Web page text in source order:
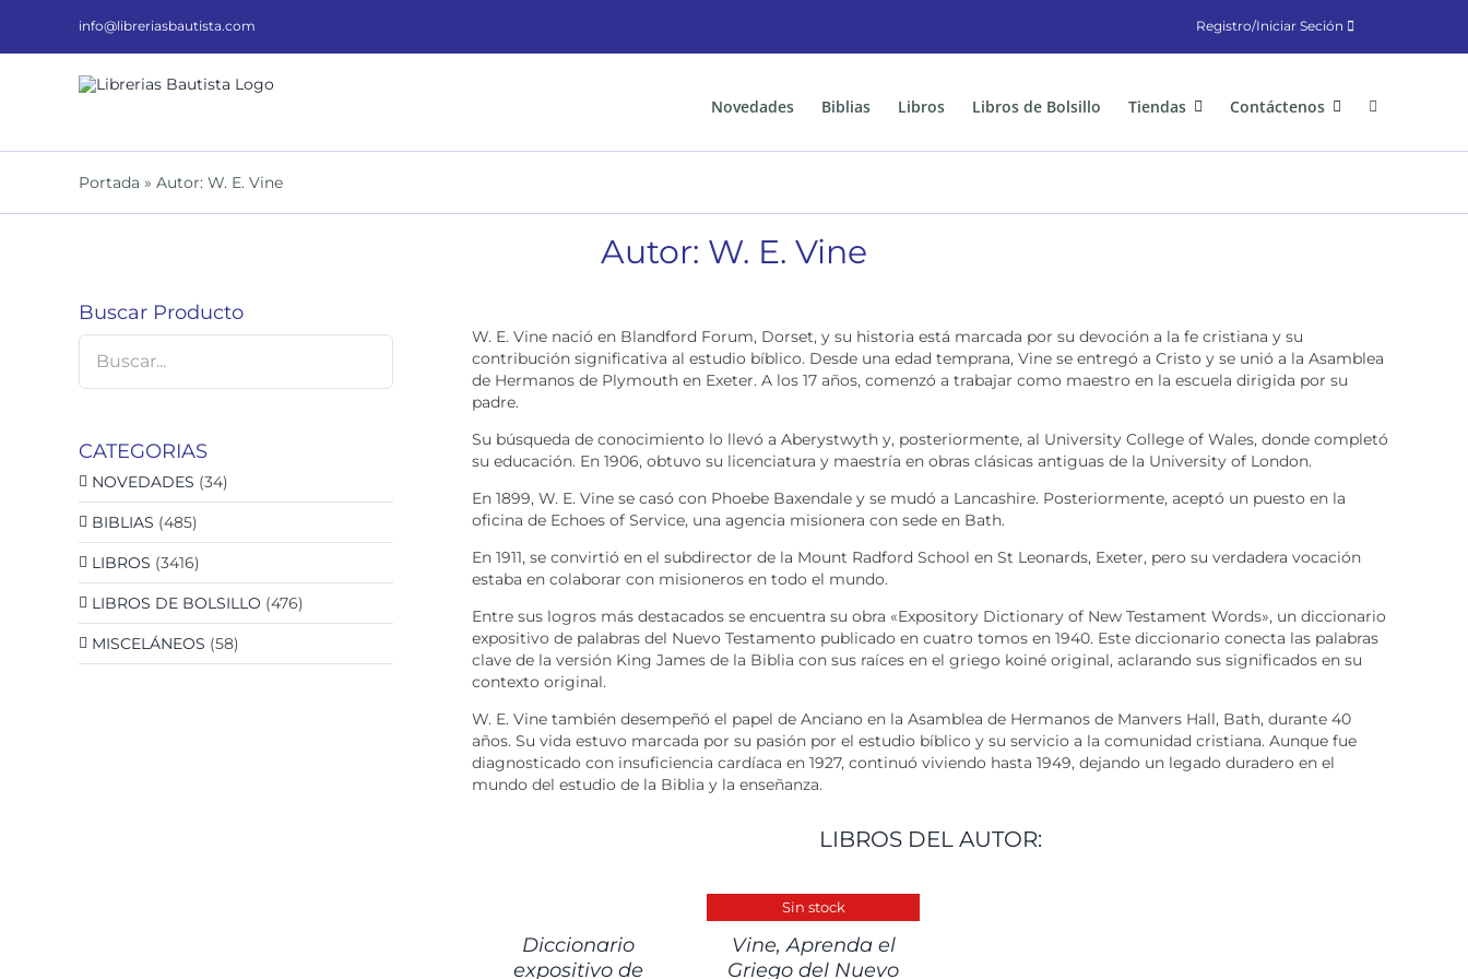
info@libreriasbautista.com Registro/Iniciar Seción
Novedades Biblias Libros Libros de Bolsillo Tiendas Contáctenos
Portada » Autor: W. E. Vine
Autor: W. E. Vine
W. E. Vine nació en Blandford Forum, Dorset, y su historia está marcada por su devoción a la fe cristiana y su
contribución significativa al estudio bíblico. Desde una edad temprana, Vine se entregó a Cristo y se unió a la Asamblea
de Hermanos de Plymouth en Exeter. A los 17 años, comenzó a trabajar como maestro en la escuela dirigida por su
padre.
Su búsqueda de conocimiento lo llevó a Aberystwyth y, posteriormente, al University College of Wales, donde completó
su educación. En 1906, obtuvo su licenciatura y maestría en obras clásicas antiguas de la University of London.
En 1899, W. E. Vine se casó con Phoebe Baxendale y se mudó a Lancashire. Posteriormente, aceptó un puesto en la
oficina de Echoes of Service, una agencia misionera con sede en Bath.
En 1911, se convirtió en el subdirector de la Mount Radford School en St Leonards, Exeter, pero su verdadera vocación
estaba en colaborar con misioneros en todo el mundo.
Entre sus logros más destacados se encuentra su obra «Expository Dictionary of New Testament Words», un diccionario
expositivo de palabras del Nuevo Testamento publicado en cuatro tomos en 1940. Este diccionario conecta las palabras
clave de la versión King James de la Biblia con sus raíces en el griego koiné original, aclarando sus significados en su
contexto original.
W. E. Vine también desempeñó el papel de Anciano en la Asamblea de Hermanos de Manvers Hall, Bath, durante 40
años. Su vida estuvo marcada por su pasión por el estudio bíblico y su servicio a la comunidad cristiana. Aunque fue
diagnosticado con insuficiencia cardíaca en 1927, continuó viviendo hasta 1949, dejando un legado duradero en el
mundo del estudio de la Biblia y la enseñanza.
LIBROS DEL AUTOR:
Diccionario
expositivo de
Sin stock
DETALLES
Vine, Aprenda el
Griego del Nuevo
Buscar Producto
CATEGORIAS
NOVEDADES (34)
BIBLIAS (485)
LIBROS (3416)
LIBROS DE BOLSILLO (476)
MISCELÁNEOS (58)